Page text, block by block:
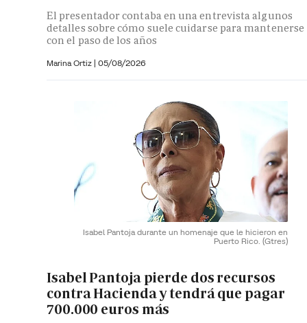
El presentador contaba en una entrevista algunos
detalles sobre cómo suele cuidarse para mantenerse
con el paso de los años
Marina Ortiz | 05/08/2026
Isabel Pantoja durante un homenaje que le hicieron en
Puerto Rico. (Gtres)
Isabel Pantoja pierde dos recursos
contra Hacienda y tendrá que pagar
700.000 euros más